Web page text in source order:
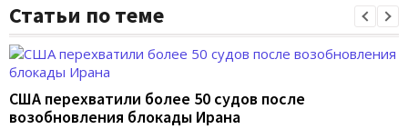
Статьи по теме
США перехватили более 50 судов после
возобновления блокады Ирана